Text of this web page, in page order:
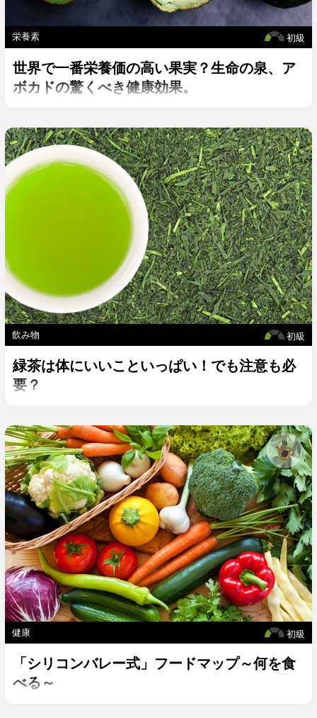
初級
栄養素
世界で一番栄養価の高い果実？生命の泉、ア
ボカドの驚くべき健康効果。
初級
飲み物
緑茶は体にいいこといっぱい！でも注意も必
要？
初級
健康
「シリコンバレー式」フードマップ～何を食
べる～